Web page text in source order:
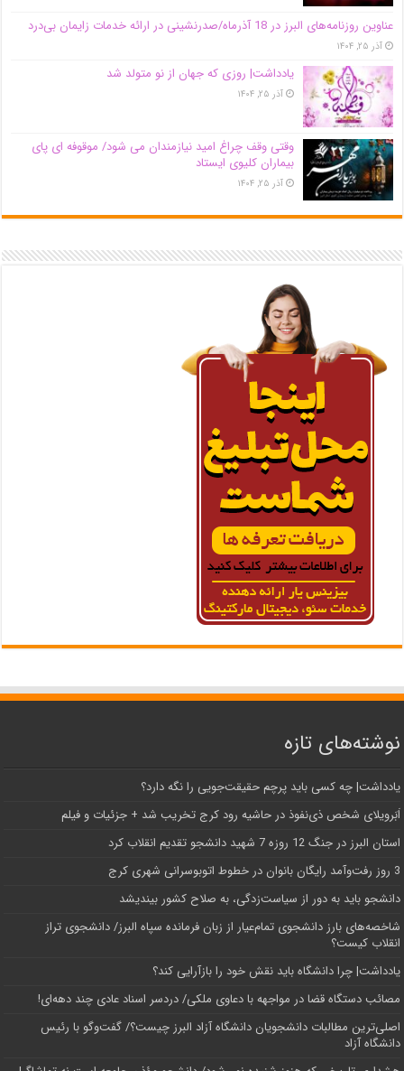
عناوین روزنامه‌های البرز در ‌18 آذرماه/صدرنشینی در ارائه خدمات زایمان بی‌درد
آذر ۲۵, ۱۴۰۴
یادداشت| روزی که جهان از نو متولد شد
آذر ۲۵, ۱۴۰۴
وقتی وقف چراغ امید نیازمندان می شود/ موقوفه ای پای
بیماران کلیوی ایستاد
آذر ۲۵, ۱۴۰۴
نوشته‌های تازه
یادداشت| ‌چه کسی باید پرچم حقیقت‌جویی را نگه دارد؟
اَبَر‌ویلای شخص ذی‌نفوذ در حاشیه‌ رود کرج تخریب شد + جزئیات و فیلم
استان البرز در جنگ 12 روزه 7 شهید دانشجو تقدیم انقلاب کرد
3 روز رفت‌وآمد رایگان بانوان در خطوط اتوبوسرانی شهری کرج
دانشجو باید به دور از سیاست‌زدگی، به صلاح کشور بیندیشد
شاخصه‌های بارز دانشجوی تمام‌عیار از زبان فرمانده سپاه البرز/ دانشجوی تراز
انقلاب کیست؟
یادداشت| چرا دانشگاه باید نقش خود را بازآرایی کند؟
مصائب دستگاه قضا در مواجهه با دعاوی ملکی/ دردسر اسناد عادی چند‌ دهه‌ای!
اصلی‌ترین مطالبات دانشجویان دانشگاه آزاد البرز چیست؟/ گفت‌وگو با رئیس
دانشگاه آز‌اد